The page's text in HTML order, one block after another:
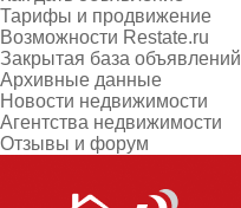
Тарифы и продвижение
Возможности Restate.ru
Закрытая база объявлений
Архивные данные
Новости недвижимости
Агентства недвижимости
Отзывы и форум